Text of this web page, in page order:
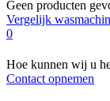
Geen producten
Vergelijk
0
Hoe kunnen wij u
Contact opnemen